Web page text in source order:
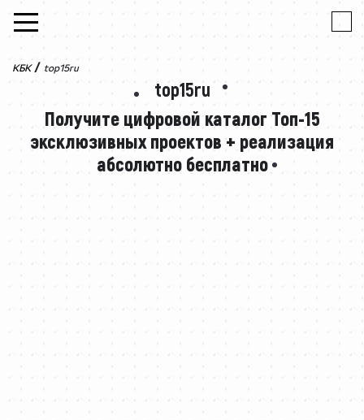
Skip to content
КБК / top15ru
top15ru
Получите цифровой каталог Топ-15
эксклюзивных проектов + реализация
абсолютно бесплатно